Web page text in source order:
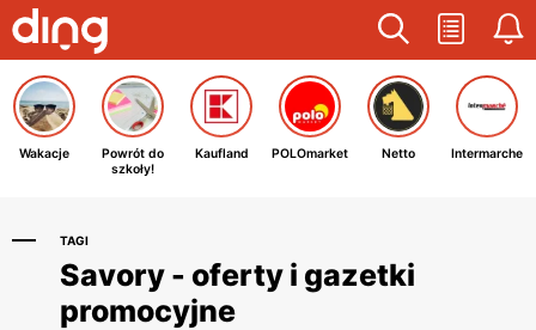
Wakacje
Powrót do
szkoły!
Kaufland POLOmarket Netto Intermarche
TAGI
Savory - oferty i gazetki
promocyjne